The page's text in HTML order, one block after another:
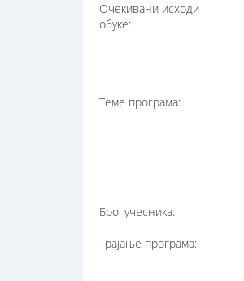
Очекивани исходи
обуке:
Теме програма:
Број учесника:
Трајање програма: